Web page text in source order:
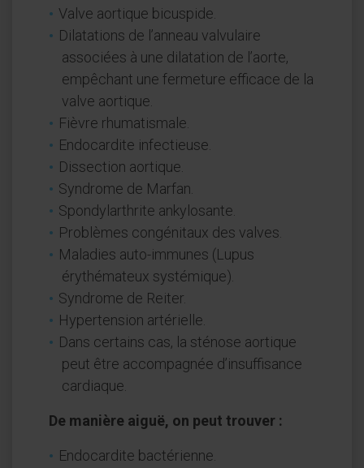
Valve aortique bicuspide.
Dilatations de l’anneau valvulaire
associées à une dilatation de l’aorte,
empêchant une fermeture efficace de la
valve aortique.
Fièvre rhumatismale.
Endocardite infectieuse.
Dissection aortique.
Syndrome de Marfan.
Spondylarthrite ankylosante.
Problèmes congénitaux des valves.
Maladies auto-immunes (Lupus
érythémateux systémique).
Syndrome de Reiter.
Hypertension artérielle.
Dans certains cas, la sténose aortique
peut être accompagnée d’insuffisance
cardiaque.
De manière aiguë, on peut trouver :
Endocardite bactérienne.